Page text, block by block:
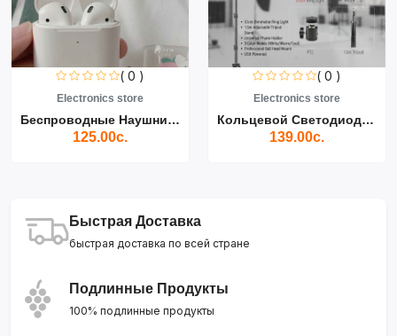
( 0 )
Electronics store
Беспроводные Наушники Air...
125.00с.
( 0 )
Electronics store
Кольцевой Светодиодный Св...
139.00с.
Быстрая Доставка
быстрая доставка по всей стране
Подлинные Продукты
100% подлинные продукты